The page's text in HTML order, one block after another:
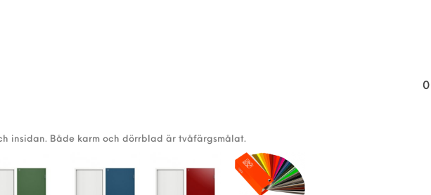
0
insidan. Både karm och dörrblad är tvåfärgsmålat.